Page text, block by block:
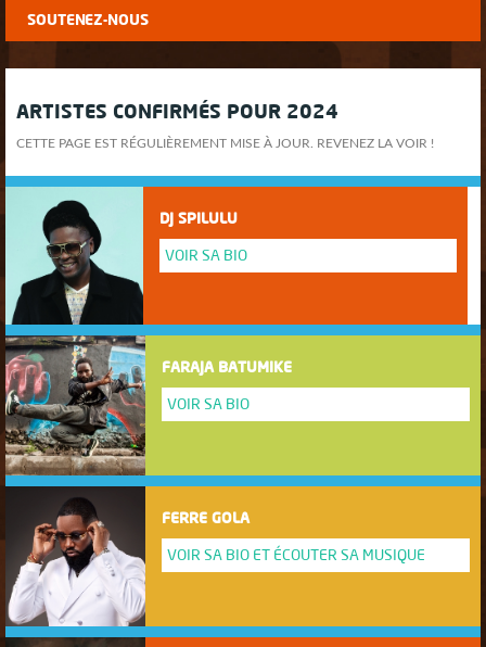
SOUTENEZ-NOUS
ARTISTES CONFIRMÉS POUR 2024
CETTE PAGE EST RÉGULIÈREMENT MISE À JOUR. REVENEZ LA VOIR !
DJ SPILULU
VOIR SA BIO
FARAJA BATUMIKE
VOIR SA BIO
FERRE GOLA
VOIR SA BIO ET ÉCOUTER SA MUSIQUE